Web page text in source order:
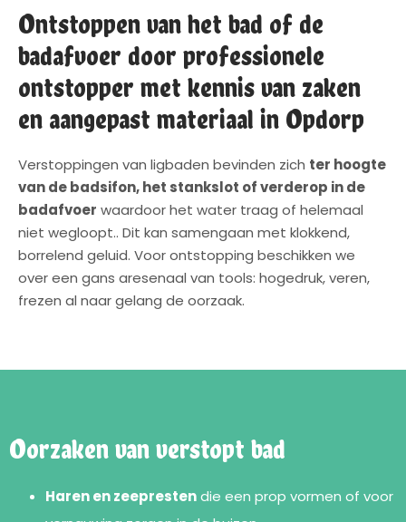
Ontstoppen van het bad of de
badafvoer door professionele
ontstopper met kennis van zaken
en aangepast materiaal in Opdorp
Verstoppingen van ligbaden bevinden zich ter hoogte
van de badsifon, het stankslot of verderop in de
badafvoer waardoor het water traag of helemaal
niet wegloopt.. Dit kan samengaan met klokkend,
borrelend geluid. Voor ontstopping beschikken we
over een gans aresenaal van tools: hogedruk, veren,
frezen al naar gelang de oorzaak.
Oorzaken van verstopt bad
Haren en zeeprestendie een prop vormen of voor